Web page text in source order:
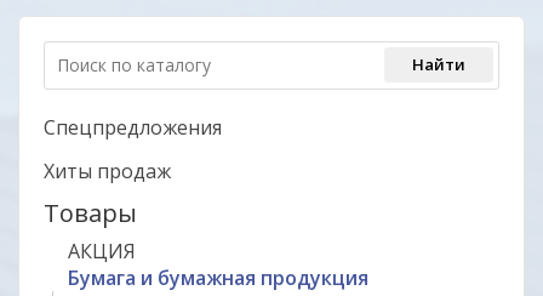
Спецпредложения
Хиты продаж
Товары
АКЦИЯ
Бумага и бумажная продукция